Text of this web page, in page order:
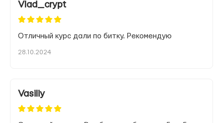
Vlad_crypt
Отличный курс дали по битку. Рекомендую
28.10.2024
Vasiliy